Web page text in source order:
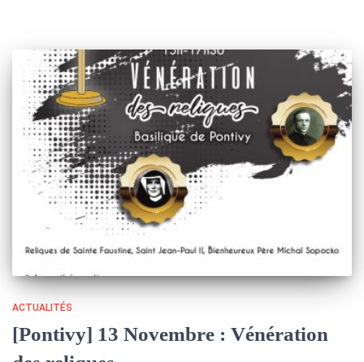
ACTUALITÉS
[Pontivy] 13 Novembre : Vénération